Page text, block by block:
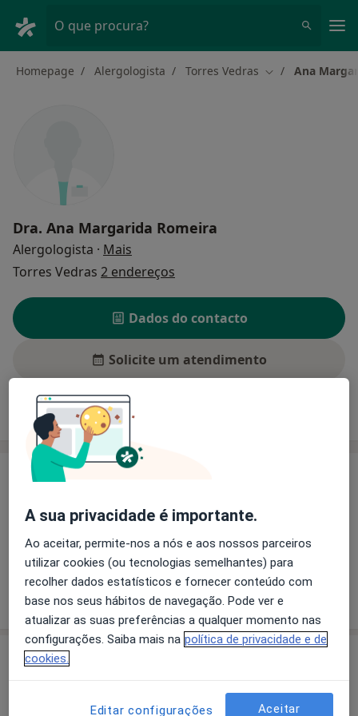
O que procura?
Homepage Alergologista Torres Vedras Mudar de cidade
Ana
Dra. Ana Margarida Romeira
Alergologista · Mais
Torres Vedras 2 endereços
Dados do contacto
Solicite um atendimento
Experiência Preços
Experiência
Sibilância recorrente
Alergia Respiratória
Rinite
Alergia Alimentar Eczema +4
Mostrar mais detalhes
sobre a experiência
Preços
Sem informação sobre serviços e preços
Este especialista ainda não adicionou nenhuma
A sua privacidade é importante.
Ao aceitar, permite-nos a nós e aos nossos parceiros
utilizar cookies (ou tecnologias semelhantes) para
recolher dados estatísticos e fornecer conteúdo com
base nos seus hábitos de navegação. Pode ver e
atualizar as suas preferências a qualquer momento nas
configurações. Saiba mais na política de privacidade e de
cookies.
Editar configurações Aceitar